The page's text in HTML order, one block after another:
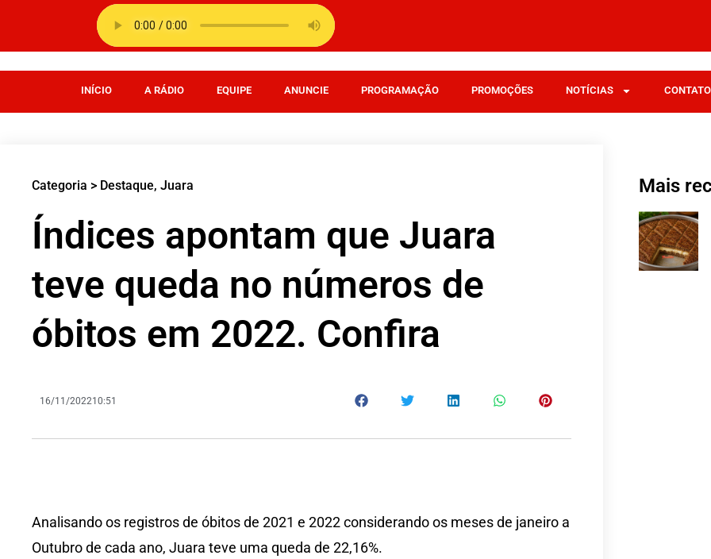
INÍCIO A RÁDIO EQUIPE ANUNCIE PROGRAMAÇÃO PROMOÇÕES NOTÍCIAS CONTATO
Categoria > Destaque, Juara
Índices apontam que Juara
teve queda no números de
óbitos em 2022. Confira
16/11/202210:51
Analisando os registros de óbitos de 2021 e 2022 considerando os meses de janeiro a
Outubro de cada ano, Juara teve uma queda de 22,16%.
Mais